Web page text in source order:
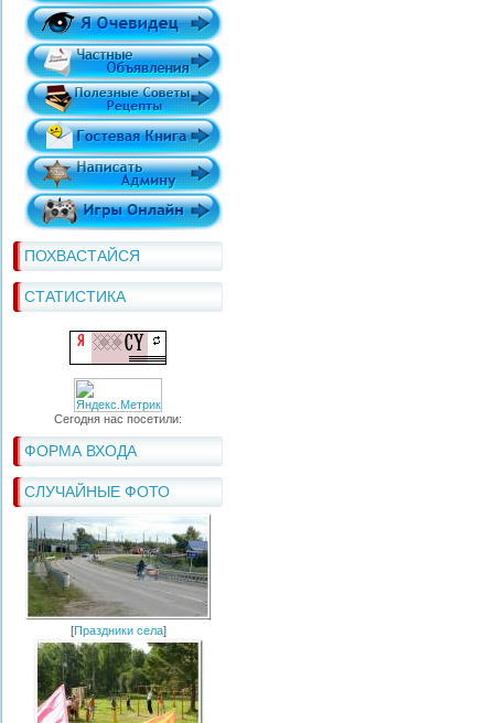
ПОХВАСТАЙСЯ
СТАТИСТИКА
Сегодня нас посетили:
ФОРМА ВХОДА
СЛУЧАЙНЫЕ ФОТО
[Праздники села]